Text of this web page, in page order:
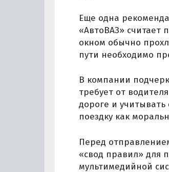
Еще одна
«АвтоВАЗ» считает
окном обычно
пути необходимо
В компании
требует от
дороге и учитывать
поездку как
Перед
«свод правил» для
мультимедийной